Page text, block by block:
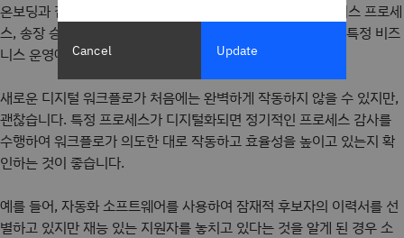
온보딩과 같은 인적 자원 프로세스, 데이터 입력과 같은 비즈니스 프로세
스, 송장 승인과 같은 재무 프로세스 등이 있습니다. 이러한 각 특정 비즈
니스 운영에 특화된 디지털 워크플로 소프트웨어가 있습니다.
새로운 디지털 워크플로가 처음에는 완벽하게 작동하지 않을 수 있지만,
괜찮습니다. 특정 프로세스가 디지털화되면 정기적인 프로세스 감사를
수행하여 워크플로가 의도한 대로 작동하고 효율성을 높이고 있는지 확
인하는 것이 좋습니다.
예를 들어, 자동화 소프트웨어를 사용하여 잠재적 후보자의 이력서를 선
별하고 있지만 재능 있는 지원자를 놓치고 있다는 것을 알게 된 경우 소
Cancel Update